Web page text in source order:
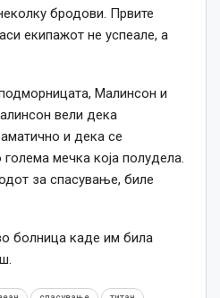
бродови. Првите
екипажот не успеале, а
Малинсон и
вели дека
и дека се
мечка која полудела.
за спасување, биле
болница каде им била